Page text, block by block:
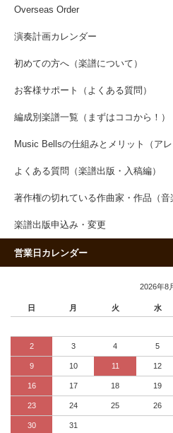
Overseas Order
演奏計画カレンダー
初めての方へ（楽譜について）
お客様サポート（よくある質問）
編成別楽譜一覧（まずはココから！）
Music Bellsの仕組みとメリット（アレ
よくある質問（楽譜出版・入稿編）
著作権の切れている作曲家・作品（音
楽譜出版申込み・変更
営業日カレンダー
2026年8
日 月 火 水
2 3 4 5
9 10 11 12
16 17 18 19
23 24 25 26
30 31